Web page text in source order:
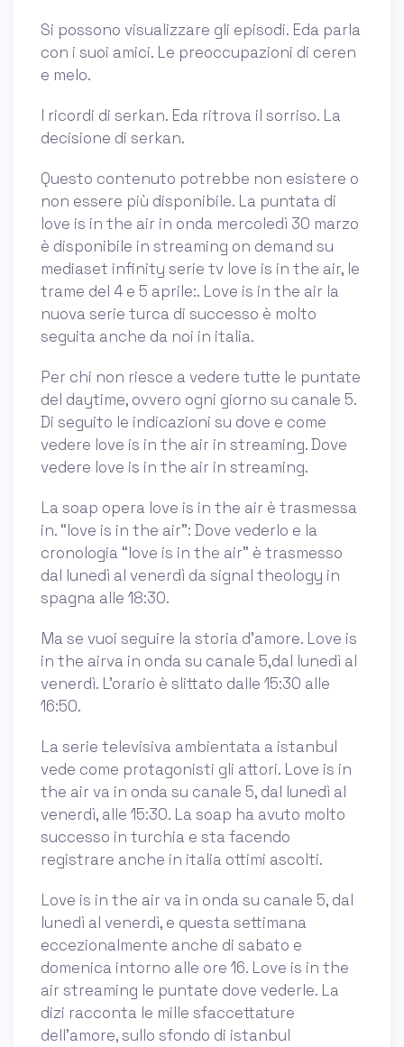
Si possono visualizzare gli episodi. Eda parla
con i suoi amici. Le preoccupazioni di ceren
e melo.
I ricordi di serkan. Eda ritrova il sorriso. La
decisione di serkan.
Questo contenuto potrebbe non esistere o
non essere più disponibile. La puntata di
love is in the air in onda mercoledì 30 marzo
è disponibile in streaming on demand su
mediaset infinity serie tv love is in the air, le
trame del 4 e 5 aprile:. Love is in the air la
nuova serie turca di successo è molto
seguita anche da noi in italia.
Per chi non riesce a vedere tutte le puntate
del daytime, ovvero ogni giorno su canale 5.
Di seguito le indicazioni su dove e come
vedere love is in the air in streaming. Dove
vedere love is in the air in streaming.
La soap opera love is in the air è trasmessa
in. “love is in the air”: Dove vederlo e la
cronologia “love is in the air” è trasmesso
dal lunedì al venerdì da signal theology in
spagna alle 18:30.
Ma se vuoi seguire la storia d’amore. Love is
in the airva in onda su canale 5,dal lunedì al
venerdì. L’orario è slittato dalle 15:30 alle
16:50.
La serie televisiva ambientata a istanbul
vede come protagonisti gli attori. Love is in
the air va in onda su canale 5, dal lunedì al
venerdì, alle 15:30. La soap ha avuto molto
successo in turchia e sta facendo
registrare anche in italia ottimi ascolti.
Love is in the air va in onda su canale 5, dal
lunedì al venerdì, e questa settimana
eccezionalmente anche di sabato e
domenica intorno alle ore 16. Love is in the
air streaming le puntate dove vederle. La
dizi racconta le mille sfaccettature
dell’amore, sullo sfondo di istanbul